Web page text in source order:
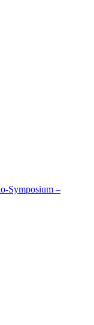
Symposium –